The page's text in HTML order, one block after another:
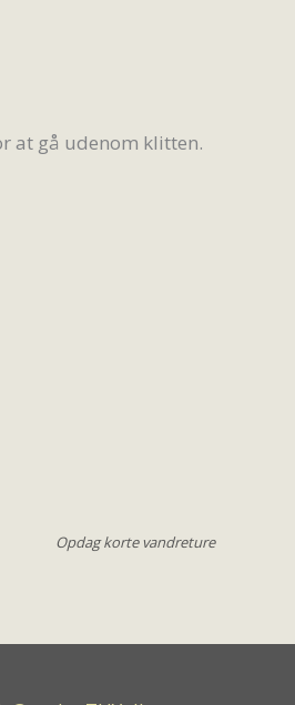
at gå udenom klitten.
Opdag korte vandreture